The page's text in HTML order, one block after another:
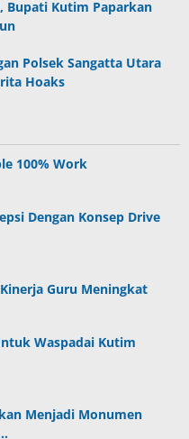
Bupati Kutim Paparkan
Polsek Sangatta Utara
Hoaks
100% Work
Dengan Konsep Drive
Guru Meningkat
Waspadai Kutim
Menjadi Monumen